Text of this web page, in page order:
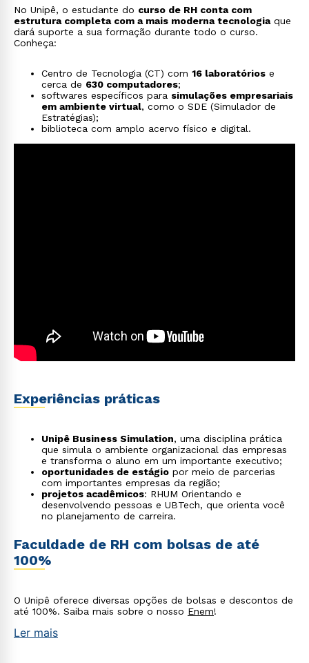
No Unipê, o estudante do curso de RH conta com
estrutura completa com a mais moderna tecnologiaque
dará suporte a sua formação durante todo o curso.
Conheça:
Centro de Tecnologia (CT) com 16 laboratórios e
cerca de 630 computadores;
softwares específicos para simulações empresariais
em ambiente virtual, como o SDE (Simulador de
Estratégias);
biblioteca com amplo acervo físico e digital.
Experiências práticas
Unipê Business Simulation, uma disciplina prática
que simula o ambiente organizacional das empresas
e transforma o aluno em um importante executivo;
oportunidades de estágio por meio de parcerias
com importantes empresas da região;
projetos acadêmicos: RHUM Orientando e
desenvolvendo pessoas e UBTech, que orienta você
no planejamento de carreira.
Faculdade de RH com bolsas de até
100%
O Unipê oferece diversas opções de bolsas e descontos de
até 100%. Saiba mais sobre o nosso Enem!
Ler mais